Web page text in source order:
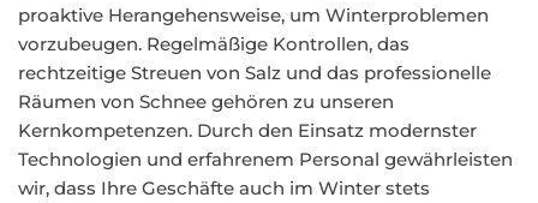
proaktive Herangehensweise, um Winterproblemen
vorzubeugen. Regelmäßige Kontrollen, das
rechtzeitige Streuen von Salz und das professionelle
Räumen von Schnee gehören zu unseren
Kernkompetenzen. Durch den Einsatz modernster
Technologien und erfahrenem Personal gewährleisten
wir, dass Ihre Geschäfte auch im Winter stets